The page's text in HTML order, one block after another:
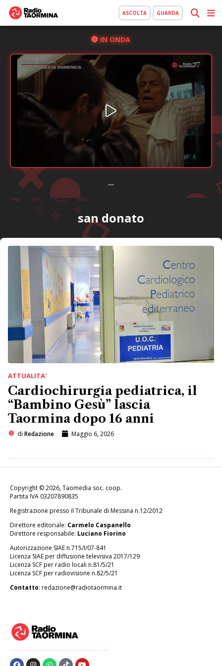
ASCOLTA GUARDA
IN ONDA
...
san donato
ATTUALITA'
Cardiochirurgia pediatrica, il
“Bambino Gesù” lascia
Taormina dopo 16 anni
di Redazione Maggio 6, 2026
Copyright © 2026, Taomedia soc. coop.
Partita IVA 03207890835
Registrazione presso il Tribunale di Messina n.12/2012
Direttore editoriale: Carmelo Caspanello
Direttore responsabile: Luciano Fiorino
Autorizzazione SIAE n.715/I/07-841
Licenza SIAE per diffusione televisiva 2017/129
Licenza SCF per radio locali n.81/5/21
Licenza SCF per radiovisione n.82/5/21
Contatto: redazione@radiotaormina.it